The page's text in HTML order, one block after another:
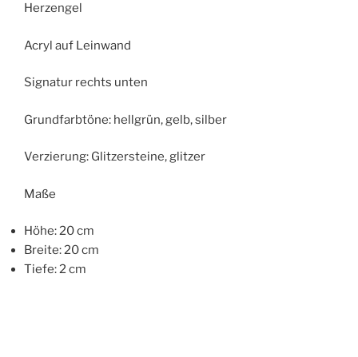
Herzengel
Acryl auf Leinwand
Signatur rechts unten
Grundfarbtöne: hellgrün, gelb, silber
Verzierung: Glitzersteine, glitzer
Maße
Höhe: 20 cm
Breite: 20 cm
Tiefe: 2 cm